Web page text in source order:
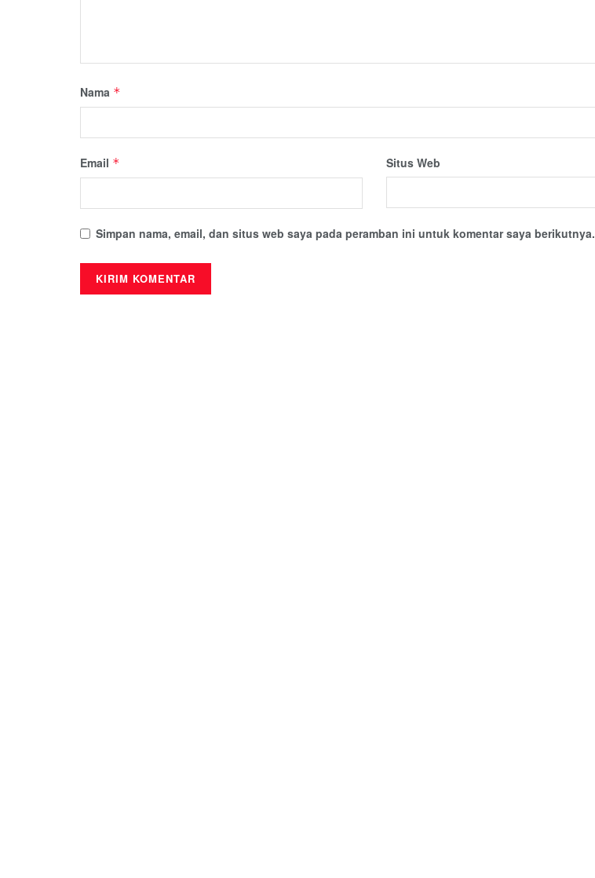
Nama *
Email * Situs Web
Simpan nama, email, dan situs web saya pada peramban ini untuk komentar saya berikutnya.